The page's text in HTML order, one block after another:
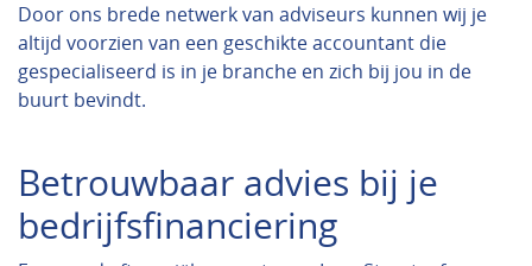
Door ons brede netwerk van adviseurs kunnen wij je
altijd voorzien van een geschikte accountant die
gespecialiseerd is in je branche en zich bij jou in de
buurt bevindt.
Betrouwbaar advies bij je
bedrijfsfinanciering